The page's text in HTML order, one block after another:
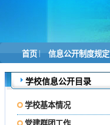
首页 信息公开制度规定
学校信息公开目录
学校基本情况